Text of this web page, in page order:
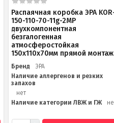
Распаячная коробка ЭРА
150-110-70-11g-2MP
двухкомпонентная
безгалогенная
атмосферостойкая
150х110х70мм прямой монтаж
Бренд
ЭРА
Наличие аллергенов и резких
запахов
нет
Наличие категории ЛВЖ и ГЖ